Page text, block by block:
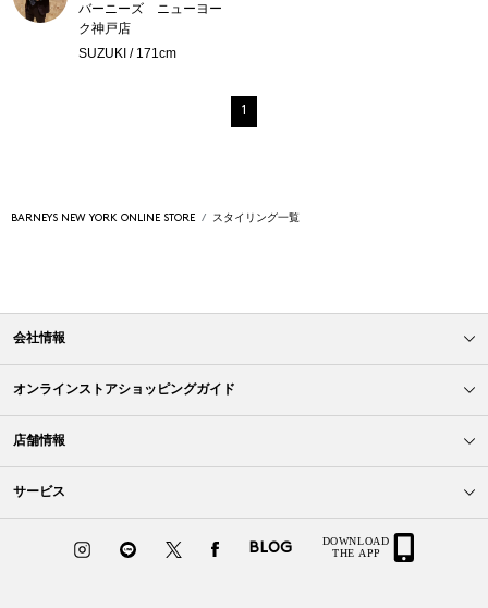
バーニーズ ニューヨー
ク神戸店
SUZUKI / 171cm
1
BARNEYS NEW YORK ONLINE STORE スタイリング一覧
会社情報
オンラインストアショッピングガイド
店舗情報
サービス
BLOG